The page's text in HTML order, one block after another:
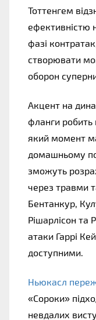
Тоттенгем
ефективністю
фазі
створювати
оборон
Акцент на
фланги
який момент
домашньому
зможуть
через травми
Бентанкур,
Рішарлісон та
атаки Гаррі
доступними.
Ньюкасл
«Сороки»
невдалих